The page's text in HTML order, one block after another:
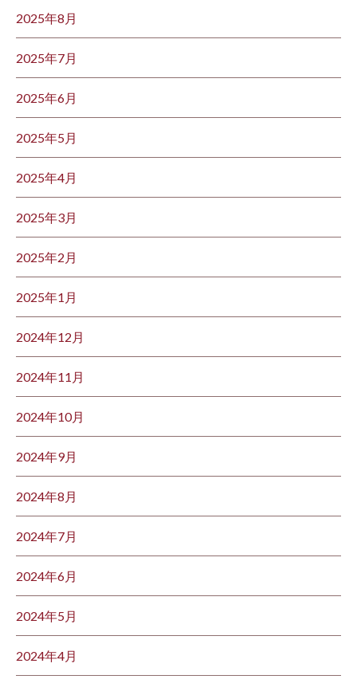
2025年8月
2025年7月
2025年6月
2025年5月
2025年4月
2025年3月
2025年2月
2025年1月
2024年12月
2024年11月
2024年10月
2024年9月
2024年8月
2024年7月
2024年6月
2024年5月
2024年4月